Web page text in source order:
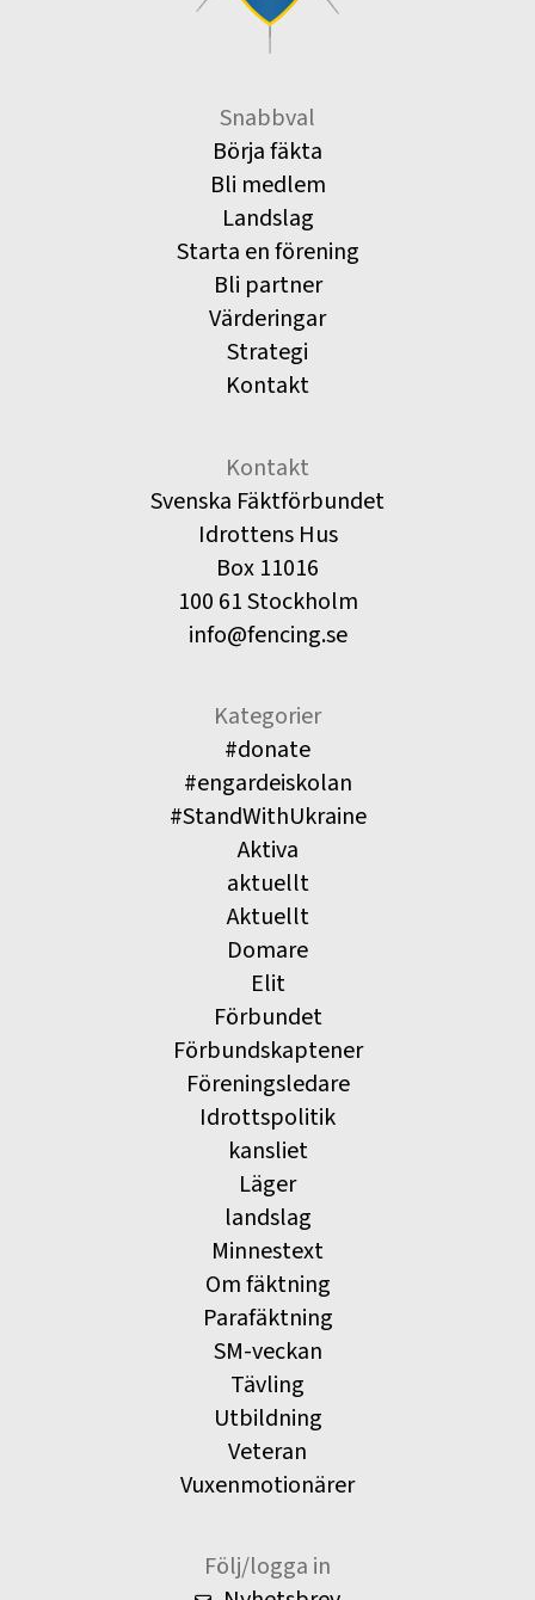
Snabbval
Börja fäkta
Bli medlem
Landslag
Starta en förening
Bli partner
Värderingar
Strategi
Kontakt
Kontakt
Svenska Fäktförbundet
Idrottens Hus
Box 11016
100 61 Stockholm
info@fencing.se
Kategorier
#donate
#engardeiskolan
#StandWithUkraine
Aktiva
aktuellt
Aktuellt
Domare
Elit
Förbundet
Förbundskaptener
Föreningsledare
Idrottspolitik
kansliet
Läger
landslag
Minnestext
Om fäktning
Parafäktning
SM-veckan
Tävling
Utbildning
Veteran
Vuxenmotionärer
Följ/logga in